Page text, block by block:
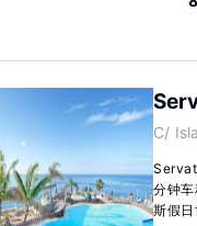
C/
分钟
斯假